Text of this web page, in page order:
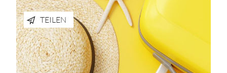
TEILEN